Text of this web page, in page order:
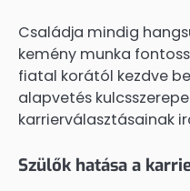
Családja mindig
kemény munka
fiatal korától kezdve
alapvetés
karrierválasztásainak
Szülők hatása a